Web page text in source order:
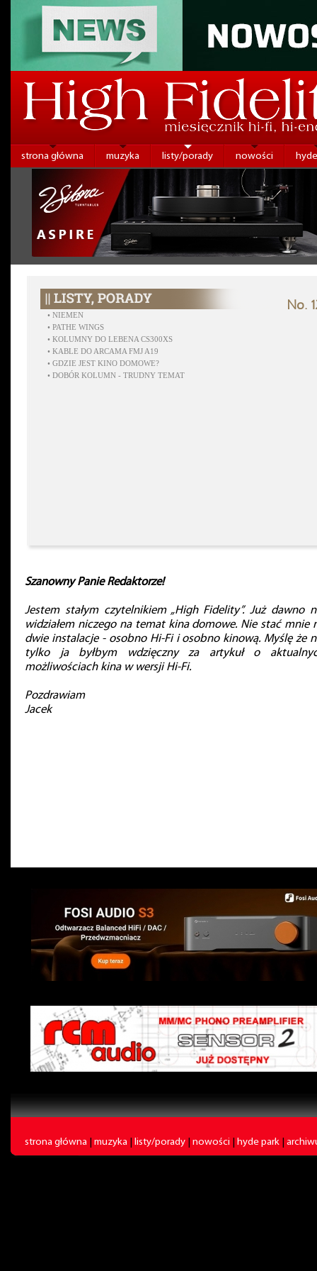
strona główna muzyka listy/porady nowości
No.
• NIEMEN
• PATHE WINGS
• KOLUMNY DO LEBENA CS300XS
• KABLE DO ARCAMA FMJ A19
• GDZIE JEST KINO DOMOWE?
• DOBÓR KOLUMN - TRUDNY TEMAT
Szanowny Panie Redaktorze!
Jestem stałym czytelnikiem „High Fidelity”. Już dawno
widziałem niczego na temat kina domowe. Nie stać mnie
dwie instalacje - osobno Hi-Fi i osobno kinową. Myślę że
tylko ja byłbym wdzięczny za artykuł o
możliwościach kina w wersji Hi-Fi.
Pozdrawiam
Jacek
strona główna muzyka listy/porady nowości hyde park